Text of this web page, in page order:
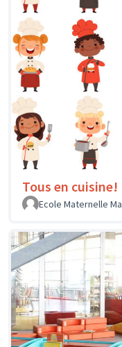
Tous en cuisine!
Ecole Maternelle